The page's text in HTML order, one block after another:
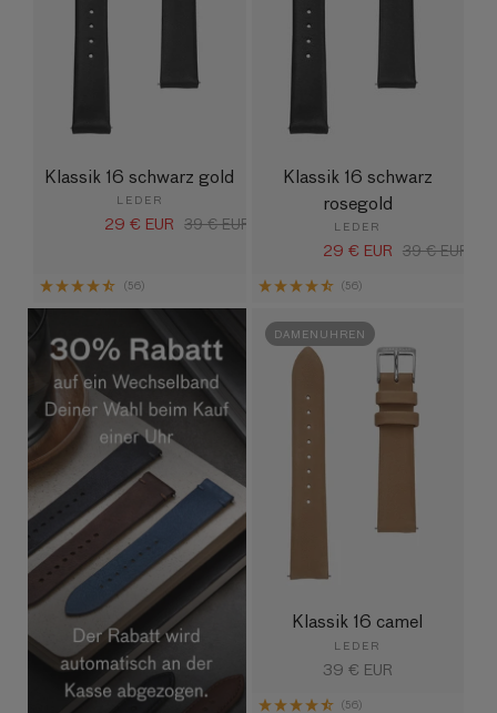
Klassik 16 schwarz gold
LEDER
Verkaufspreis
29 € EUR
Normaler
39 € EUR
(56)
Klassik 16 schwarz
rosegold
LEDER
Verkaufspreis
29 € EUR
Normaler
39 € EUR
(56)
Klassik 16 camel
LEDER
Normaler
39 € EUR
DAMENUHREN
(56)